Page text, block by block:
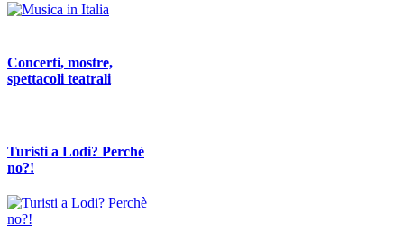
Concerti, mostre,
spettacoli teatrali
Turisti a Lodi? Perchè
no?!